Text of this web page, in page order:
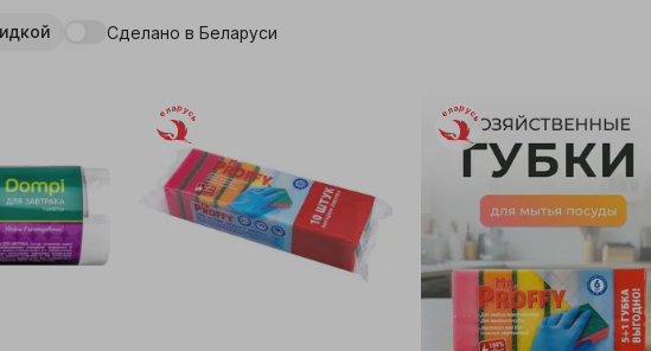
Сделано в Беларуси
Беларусь Беларусь